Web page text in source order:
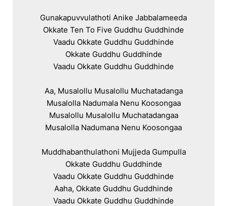
Gunakapuvvulathoti Anike Jabbalameeda
Okkate Ten To Five Guddhu Guddhinde
Vaadu Okkate Guddhu Guddhinde
Okkate Guddhu Guddhinde
Vaadu Okkate Guddhu Guddhinde
Aa, Musalollu Musalollu Muchatadanga
Musalolla Nadumala Nenu Koosongaa
Musalollu Musalollu Muchatadangaa
Musalolla Nadumana Nenu Koosongaa
Muddhabanthulathoni Mujjeda Gumpulla
Okkate Guddhu Guddhinde
Vaadu Okkate Guddhu Guddhinde
Aaha, Okkate Guddhu Guddhinde
Vaadu Okkate Guddhu Guddhinde